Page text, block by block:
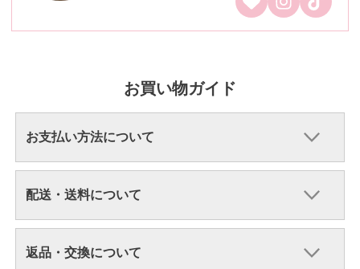
お買い物ガイド
お支払い方法について
配送・送料について
返品・交換について